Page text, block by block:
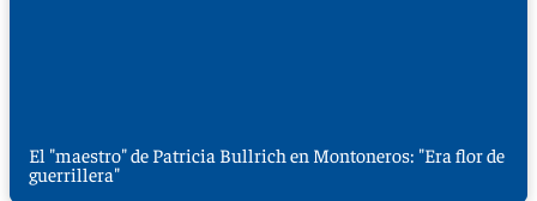
El "maestro" de Patricia Bullrich en Montoneros: "Era flor de
guerrillera"